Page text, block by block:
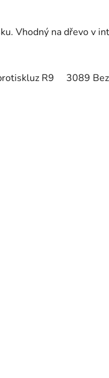
Vhodný na dřevo v
R9
3089